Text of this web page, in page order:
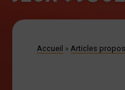
Accueil » Articles